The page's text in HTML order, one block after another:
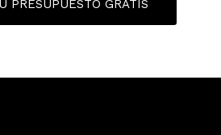
PRESUPUESTO GRATIS